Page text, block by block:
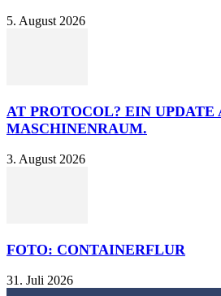
5. August 2026
AT PROTOCOL? EIN UPDATE
MASCHINENRAUM.
3. August 2026
FOTO: CONTAINERFLUR
31. Juli 2026